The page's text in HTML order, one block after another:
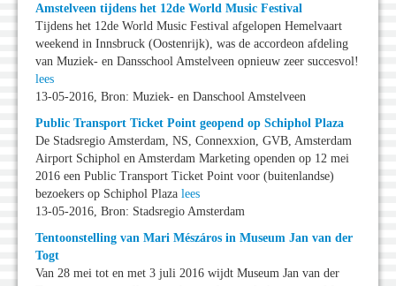
Amstelveen tijdens het 12de World Music Festival
Tijdens het 12de World Music Festival afgelopen Hemelvaart
weekend in Innsbruck (Oostenrijk), was de accordeon afdeling
van Muziek- en Dansschool Amstelveen opnieuw zeer succesvol!
lees
13-05-2016, Bron: Muziek- en Danschool Amstelveen
Public Transport Ticket Point geopend op Schiphol Plaza
De Stadsregio Amsterdam, NS, Connexxion, GVB, Amsterdam
Airport Schiphol en Amsterdam Marketing openden op 12 mei
2016 een Public Transport Ticket Point voor (buitenlandse)
bezoekers op Schiphol Plaza lees
13-05-2016, Bron: Stadsregio Amsterdam
Tentoonstelling van Mari Mészáros in Museum Jan van der
Togt
Van 28 mei tot en met 3 juli 2016 wijdt Museum Jan van der